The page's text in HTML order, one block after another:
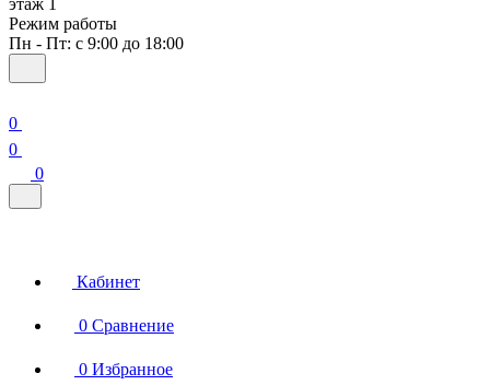
этаж 1
Режим работы
Пн - Пт: с 9:00 до 18:00
0
0
0
Кабинет
0 Сравнение
0 Избранное